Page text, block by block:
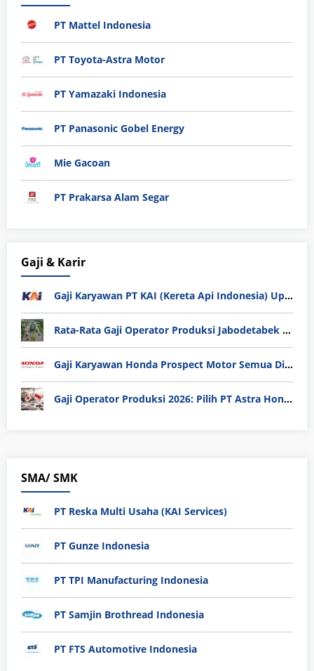
PT Mattel Indonesia
PT Toyota-Astra Motor
PT Yamazaki Indonesia
PT Panasonic Gobel Energy
Mie Gacoan
PT Prakarsa Alam Segar
Gaji & Karir
Gaji Karyawan PT KAI (Kereta Api Indonesia) Update 2025
Rata-Rata Gaji Operator Produksi Jabodetabek 2025: Bedah Tuntas UMK, Lemburan, dan Realita Hidup Buruh
Gaji Karyawan Honda Prospect Motor Semua Divisi
Gaji Operator Produksi 2026: Pilih PT Astra Honda Motor (AHM) atau Manufaktur di Jepang?
SMA/ SMK
PT Reska Multi Usaha (KAI Services)
PT Gunze Indonesia
PT TPI Manufacturing Indonesia
PT Samjin Brothread Indonesia
PT FTS Automotive Indonesia